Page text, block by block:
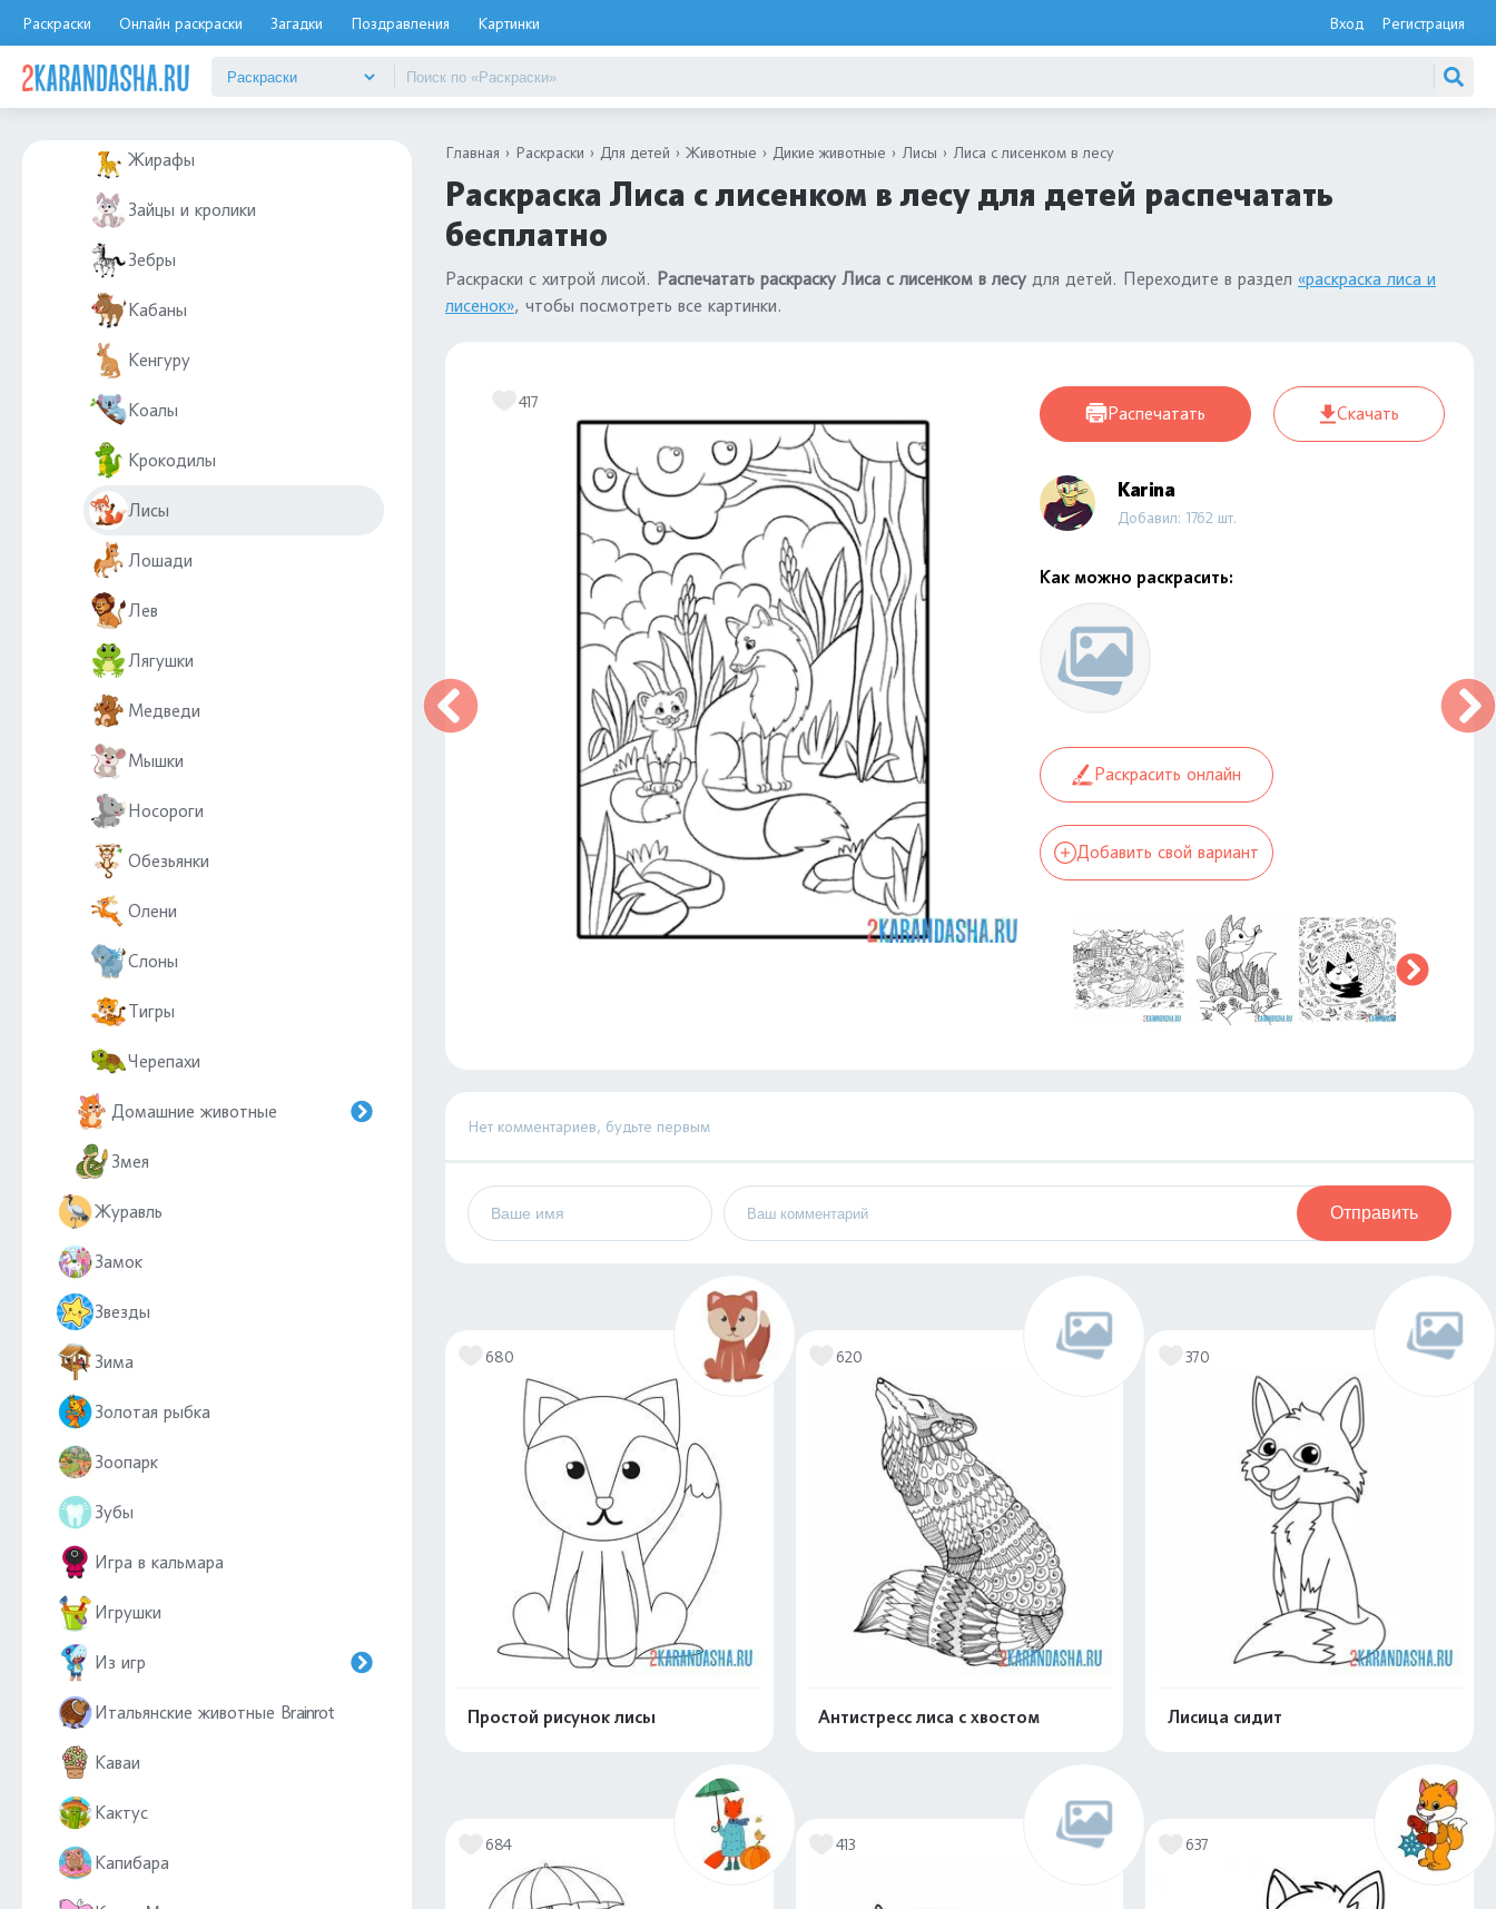
Раскраски Онлайн раскраски Загадки Поздравления Картинки Вход Регистрация
Еноты
Жирафы
Зайцы и кролики
Зебры
Кабаны
Кенгуру
Коалы
Крокодилы
Лисы
Лошади
Лев
Лягушки
Медведи
Мышки
Носороги
Обезьянки
Олени
Слоны
Тигры
Черепахи
Домашние животные
Змея
Журавль
Замок
Звезды
Зима
Золотая рыбка
Зоопарк
Зубы
Игра в кальмара
Игрушки
Из игр
Итальянские животные Brainrot
Каваи
Кактус
Капибара
Главная Раскраски Для детей Животные Дикие животные Лисы Лиса с лисенком в лесу
Раскраска Лиса с лисенком в лесу для детей распечатать
бесплатно
Раскраски с хитрой лисой. Распечатать раскраску Лиса с лисенком в лесу для детей. Переходите в раздел «раскраска лиса и
лисенок», чтобы посмотреть все картинки.
417
Распечатать Скачать
Karina
Добавил: 1762 шт.
Как можно раскрасить:
Раскрасить онлайн
Добавить свой вариант
Нет комментариев, будьте первым
Отправить
680
Простой рисунок лисы
Распечатать и скачать
620
Антистресс лиса с хвостом
370
Лисица сидит
684 413 637